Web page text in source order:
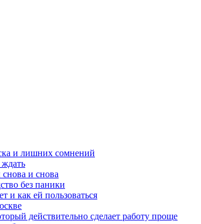
и лишних сомнений
ждать
и снова
без паники
и как ей пользоваться
действительно сделает работу проще